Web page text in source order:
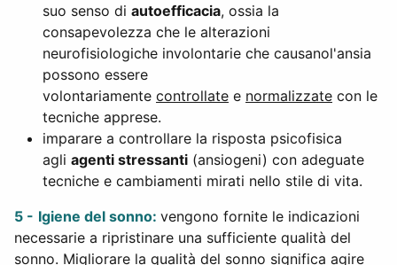
suo senso di autoefficacia, ossia la
consapevolezza che le alterazioni
neurofisiologiche involontarie che causanol'ansia
possono essere
volontariamente controllate e normalizzate con le
tecniche apprese.
imparare a controllare la risposta psicofisica
agli agenti stressanti (ansiogeni) con adeguate
tecniche e cambiamenti mirati nello stile di vita.
5 - Igiene del sonno: vengono fornite le indicazioni
necessarie a ripristinare una sufficiente qualità del
sonno. Migliorare la qualità del sonno significa agire